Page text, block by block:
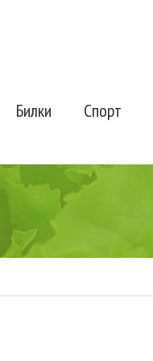
Билки Спорт